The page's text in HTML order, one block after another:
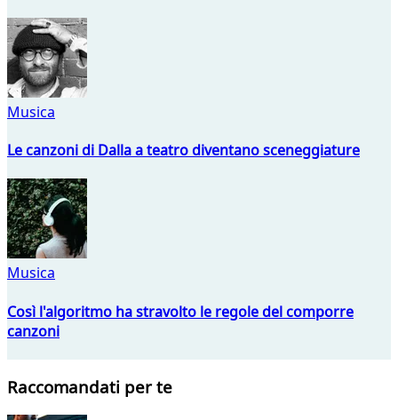
Musica
Le canzoni di Dalla a teatro diventano sceneggiature
Musica
Così l'algoritmo ha stravolto le regole del comporre
canzoni
Raccomandati per te